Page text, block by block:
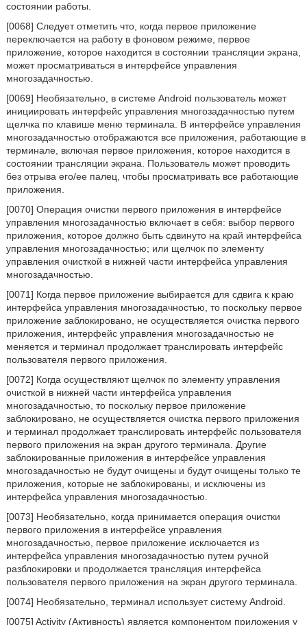
состоянии работы.
[0068] Следует отметить что, когда первое приложение
переключается на работу в фоновом режиме, первое
приложение, которое находится в состоянии трансляции экрана,
может просматриваться в интерфейсе управления
многозадачностью.
[0069] Необязательно, в системе Android пользователь может
инициировать интерфейс управления многозадачностью путем
щелчка по клавише меню терминала. В интерфейсе управления
многозадачностью отображаются все приложения, работающие в
терминале, включая первое приложения, которое находится в
состоянии трансляции экрана. Пользователь может проводить
без отрыва его/ее палец, чтобы просматривать все работающие
приложения.
[0070] Операция очистки первого приложения в интерфейсе
управления многозадачностью включает в себя: выбор первого
приложения, которое должно быть сдвинуто на край интерфейса
управления многозадачностью; или щелчок по элементу
управления очисткой в нижней части интерфейса управления
многозадачностью.
[0071] Когда первое приложение выбирается для сдвига к краю
интерфейса управления многозадачностью, то поскольку первое
приложение заблокировано, не осуществляется очистка первого
приложения, интерфейс управления многозадачностью не
меняется и терминал продолжает транслировать интерфейс
пользователя первого приложения.
[0072] Когда осуществляют щелчок по элементу управления
очисткой в нижней части интерфейса управления
многозадачностью, то поскольку первое приложение
заблокировано, не осуществляется очистка первого приложения
и терминал продолжает транслировать интерфейс пользователя
первого приложения на экран другого терминала. Другие
заблокированные приложения в интерфейсе управления
многозадачностью не будут очищены и будут очищены только те
приложения, которые не заблокированы, и исключены из
интерфейса управления многозадачностью.
[0073] Необязательно, когда принимается операция очистки
первого приложения в интерфейсе управления
многозадачностью, первое приложение исключается из
интерфейса управления многозадачностью путем ручной
разблокировки и продолжается трансляция интерфейса
пользователя первого приложения на экран другого терминала.
[0074] Необязательно, терминал использует систему Android.
[0075] Activity (Активность) является компонентом приложения у